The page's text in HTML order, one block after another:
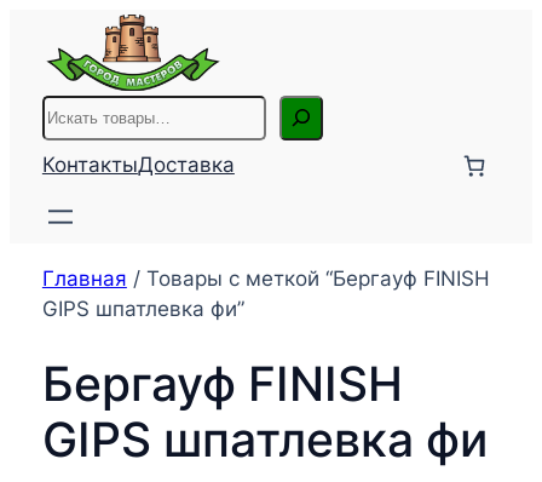
содержимому
Поиск
КонтактыДоставка
Главная / Товары с меткой “Бергауф FINISH
GIPS шпатлевка фи”
Бергауф FINISH
GIPS шпатлевка фи